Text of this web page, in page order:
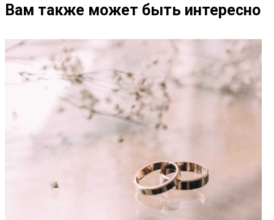
Вам также может быть интересно